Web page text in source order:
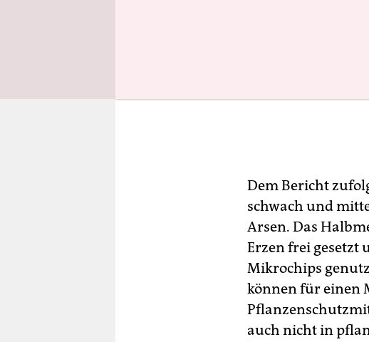
Dem Bericht
schwach und
Arsen. Das
Erzen frei gesetzt
Mikrochips
können für einen
auch nicht in